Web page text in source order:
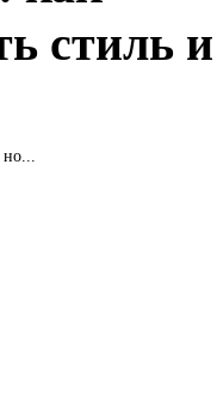
стиль и
но...